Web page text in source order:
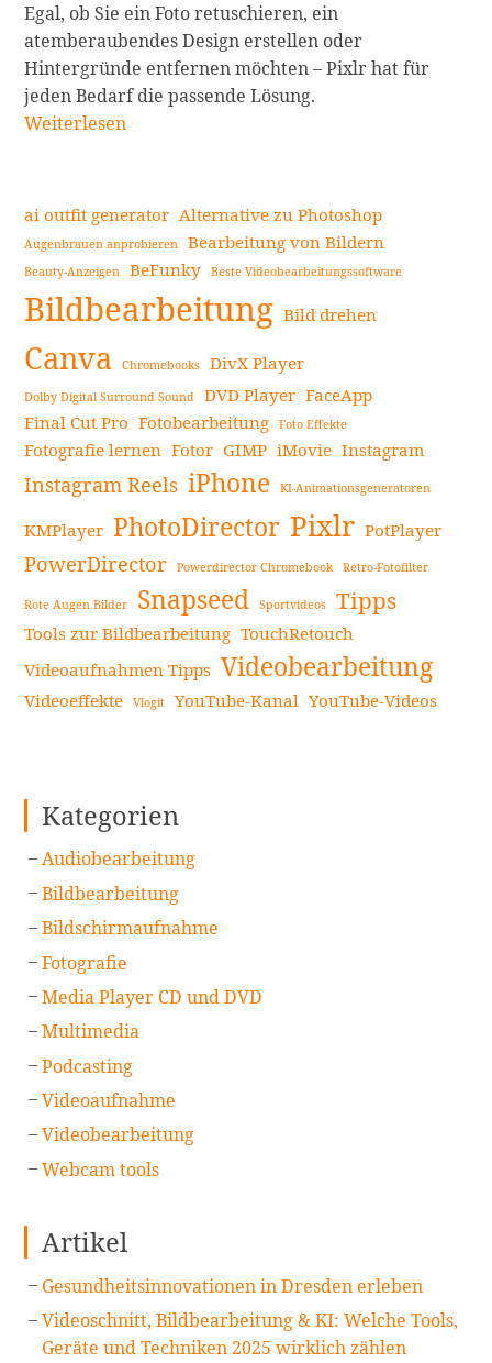
Egal, ob Sie ein Foto retuschieren, ein
atemberaubendes Design erstellen oder
Hintergründe entfernen möchten – Pixlr hat für
jeden Bedarf die passende Lösung.
Pixlr:
Welt
Bildbearbeitung
weiterlesen
Weiterlesen
Seitenleiste
ai outfit generator Alternative zu Photoshop
Augenbrauen anprobieren Bearbeitung von Bildern
Beauty-Anzeigen BeFunky Beste Videobearbeitungssoftware
Bildbearbeitung Bild drehen
Canva Chromebooks DivX Player
Dolby Digital Surround Sound DVD Player FaceApp
Final Cut Pro Fotobearbeitung Foto Effekte
Fotografie lernen Fotor GIMP iMovie Instagram
Instagram Reels iPhone KI-Animationsgeneratoren
KMPlayer PhotoDirector Pixlr PotPlayer
PowerDirector Powerdirector Chromebook Retro-Fotofilter
Rote Augen Bilder Snapseed Sportvideos Tipps
Tools zur Bildbearbeitung TouchRetouch
Videoaufnahmen Tipps Videobearbeitung
Videoeffekte Vlogit YouTube-Kanal YouTube-Videos
Kategorien
Audiobearbeitung
Bildbearbeitung
Bildschirmaufnahme
Fotografie
Media Player CD und DVD
Multimedia
Podcasting
Videoaufnahme
Videobearbeitung
Webcam tools
Artikel
Gesundheitsinnovationen in Dresden erleben
Videoschnitt, Bildbearbeitung & KI: Welche Tools,
Geräte und Techniken 2025 wirklich zählen